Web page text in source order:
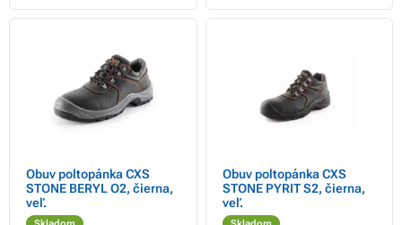
Obuv poltopánka CXS
STONE BERYL O2, čierna,
veľ.
Obuv poltopánka CXS
STONE PYRIT S2, čierna,
veľ.